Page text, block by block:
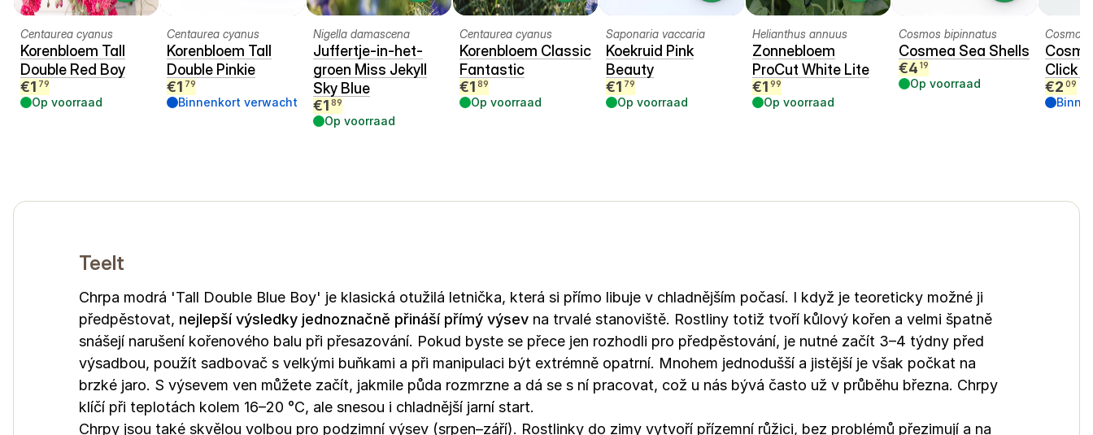
Centaurea cyanus
Korenbloem Tall
Double Red Boy
€1 79
Op voorraad
Centaurea cyanus
Korenbloem Tall
Double Pinkie
€1 79
Binnenkort verwacht
Nigella damascena
Juffertje-in-het-
groen Miss Jekyll
Sky Blue
€1 89
Op voorraad
Centaurea cyanus
Korenbloem Classic
Fantastic
€1 89
Op voorraad
Saponaria vaccaria
Koekruid Pink
Beauty
€1 79
Op voorraad
Helianthus annuus
Zonnebloem
ProCut White Lite
€1 99
Op voorraad
Cosmos bipinnatus
Cosmea Sea Shells
€4 19
Op voorraad
Cosmos
Click
€2 09
Teelt
Chrpa modrá 'Tall Double Blue Boy' je klasická otužilá letnička, která si přímo libuje v chladnějším počasí. I když je teoreticky možné ji
předpěstovat, nejlepší výsledky jednoznačně přináší přímý výsev na trvalé stanoviště. Rostliny totiž tvoří kůlový kořen a velmi špatně
snášejí narušení kořenového balu při přesazování. Pokud byste se přece jen rozhodli pro předpěstování, je nutné začít 3–4 týdny před
výsadbou, použít sadbovač s velkými buňkami a při manipulaci být extrémně opatrní. Mnohem jednodušší a jistější je však počkat na
brzké jaro. S výsevem ven můžete začít, jakmile půda rozmrzne a dá se s ní pracovat, což u nás bývá často už v průběhu března. Chrpy
klíčí při teplotách kolem 16–20 °C, ale snesou i chladnější jarní start.
Chrpy jsou také skvělou volbou pro podzimní výsev (srpen–září). Rostlinky do zimy vytvoří přízemní růžici, bez problémů přezimují a na